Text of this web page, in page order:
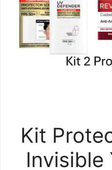
Kit
Invisible